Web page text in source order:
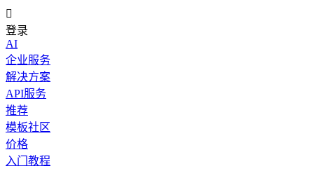

登录
AI
企业服务
解决方案
API服务
推荐
模板社区
价格
入门教程